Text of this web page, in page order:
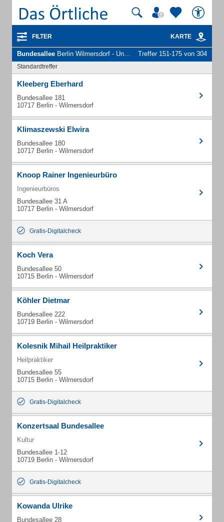
FILTER KARTE
Bundesallee Berlin Wilmersdorf - Unternehmen und Personen Treffer 151-175 von 304
Standardtreffer
Kleeberg Eberhard
Bundesallee 181
10717 Berlin - Wilmersdorf
Klimaszewski Elwira
Bundesallee 180
10717 Berlin - Wilmersdorf
Knoop Rainer Ingenieurbüro
Ingenieurbüros
Bundesallee 31 A
10717 Berlin - Wilmersdorf
Gratis-Digitalcheck
Koch Vera
Bundesallee 50
10715 Berlin - Wilmersdorf
Köhler Dietmar
Bundesallee 222
10719 Berlin - Wilmersdorf
Kolesnik Mihail Heilpraktiker
Heilpraktiker
Bundesallee 55
10715 Berlin - Wilmersdorf
Gratis-Digitalcheck
Konzertsaal Bundesallee
Kultur
Bundesallee 1-12
10719 Berlin - Wilmersdorf
Gratis-Digitalcheck
Kowanda Ulrike
Bundesallee 28